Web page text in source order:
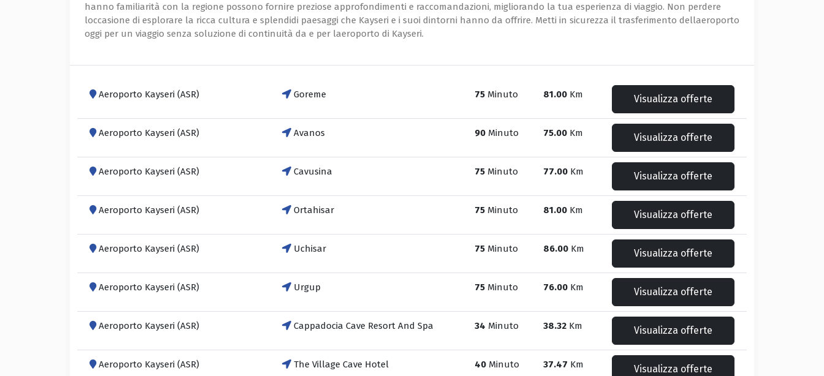
hanno familiarità con la regione possono fornire preziose approfondimenti e raccomandazioni, migliorando la tua esperienza di viaggio. Non perdere
loccasione di esplorare la ricca cultura e splendidi paesaggi che Kayseri e i suoi dintorni hanno da offrire. Metti in sicurezza il trasferimento dellaeroporto
oggi per un viaggio senza soluzione di continuità da e per laeroporto di Kayseri.
Aeroporto Kayseri (ASR) Goreme 75Minuto 81.00Km Visualizza offerte
Aeroporto Kayseri (ASR) Avanos 90Minuto 75.00Km Visualizza offerte
Aeroporto Kayseri (ASR) Cavusina 75Minuto 77.00Km Visualizza offerte
Aeroporto Kayseri (ASR) Ortahisar 75Minuto 81.00Km Visualizza offerte
Aeroporto Kayseri (ASR) Uchisar 75Minuto 86.00Km Visualizza offerte
Aeroporto Kayseri (ASR) Urgup 75Minuto 76.00Km Visualizza offerte
Aeroporto Kayseri (ASR) Cappadocia Cave Resort And Spa 34 Minuto 38.32Km Visualizza offerte
Aeroporto Kayseri (ASR) The Village Cave Hotel 40Minuto 37.47 Km Visualizza offerte